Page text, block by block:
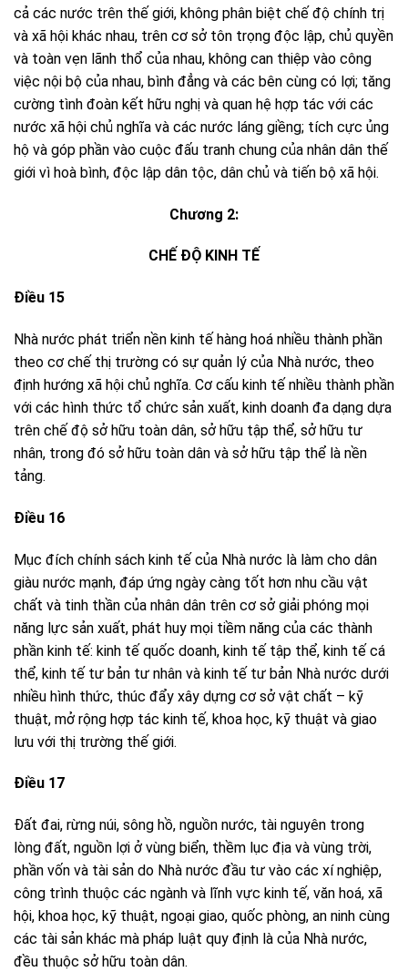
cả các nước trên thế giới, không phân biệt chế độ chính trị
và xã hội khác nhau, trên cơ sở tôn trọng độc lập, chủ quyền
và toàn vẹn lãnh thổ của nhau, không can thiệp vào công
việc nội bộ của nhau, bình đẳng và các bên cùng có lợi; tăng
cường tình đoàn kết hữu nghị và quan hệ hợp tác với các
nước xã hội chủ nghĩa và các nước láng giềng; tích cực ủng
hộ và góp phần vào cuộc đấu tranh chung của nhân dân thế
giới vì hoà bình, độc lập dân tộc, dân chủ và tiến bộ xã hội.
Chương 2:
CHẾ ĐỘ KINH TẾ
Điều 15
Nhà nước phát triển nền kinh tế hàng hoá nhiều thành phần
theo cơ chế thị trường có sự quản lý của Nhà nước, theo
định hướng xã hội chủ nghĩa. Cơ cấu kinh tế nhiều thành phần
với các hình thức tổ chức sản xuất, kinh doanh đa dạng dựa
trên chế độ sở hữu toàn dân, sở hữu tập thể, sở hữu tư
nhân, trong đó sở hữu toàn dân và sở hữu tập thể là nền
tảng.
Điều 16
Mục đích chính sách kinh tế của Nhà nước là làm cho dân
giàu nước mạnh, đáp ứng ngày càng tốt hơn nhu cầu vật
chất và tinh thần của nhân dân trên cơ sở giải phóng mọi
năng lực sản xuất, phát huy mọi tiềm năng của các thành
phần kinh tế: kinh tế quốc doanh, kinh tế tập thể, kinh tế cá
thể, kinh tế tư bản tư nhân và kinh tế tư bản Nhà nước dưới
nhiều hình thức, thúc đẩy xây dựng cơ sở vật chất – kỹ
thuật, mở rộng hợp tác kinh tế, khoa học, kỹ thuật và giao
lưu với thị trường thế giới.
Điều 17
Đất đai, rừng núi, sông hồ, nguồn nước, tài nguyên trong
lòng đất, nguồn lợi ở vùng biển, thềm lục địa và vùng trời,
phần vốn và tài sản do Nhà nước đầu tư vào các xí nghiệp,
công trình thuộc các ngành và lĩnh vực kinh tế, văn hoá, xã
hội, khoa học, kỹ thuật, ngoại giao, quốc phòng, an ninh cùng
các tài sản khác mà pháp luật quy định là của Nhà nước,
đều thuộc sở hữu toàn dân.